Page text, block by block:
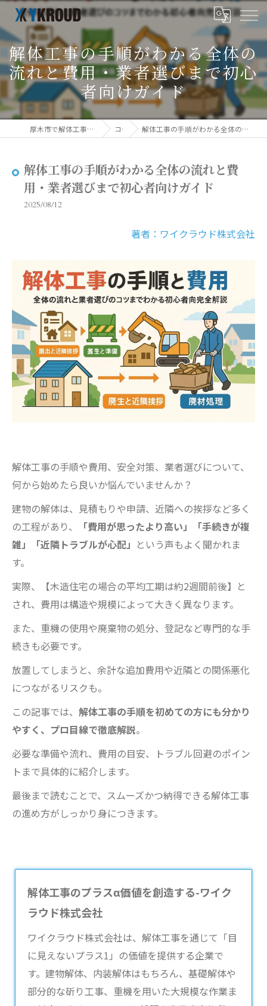
解体工事の手順がわかる全体の
流れと費用・業者選びまで初心
者向けガイド
厚木市で解体工事ならワイクラウド株式会社 コラム 解体工事の手順がわかる全体の流れと費用・業者選びまで初心者向けガイド
解体工事の手順がわかる全体の流れと費
用・業者選びまで初心者向けガイド
2025/08/12
著者：ワイクラウド株式会社
解体工事の手順や費用、安全対策、業者選びについて、
何から始めたら良いか悩んでいませんか？
建物の解体は、見積もりや申請、近隣への挨拶など多く
の工程があり、
「費用が思ったより高い」「手続きが複
雑」「近隣トラブルが心配」 という声もよく聞かれま
す。
実際、【木造住宅の場合の平均工期は約2週間前後】と
され、費用は構造や規模によって大きく異なります。
また、重機の使用や廃棄物の処分、登記など専門的な手
続きも必要です。
放置してしまうと、余計な追加費用や近隣との関係悪化
につながるリスクも。
この記事では、 解体工事の手順を初めての方にも分かり
やすく、プロ目線で徹底解説。
必要な準備や流れ、費用の目安、トラブル回避のポイン
トまで具体的に紹介します。
最後まで読むことで、スムーズかつ納得できる解体工事
の進め方がしっかり身につきます。
解体工事のプラスα価値を創造する-ワイク
ラウド株式会社
ワイクラウド株式会社は、 解体工事を通じて「目
に見えないプラス1」の価値を提供する企業で
す。建物解体、内装解体はもちろん、基礎解体や
部分的な斫り工事、重機を用いた大規模な作業ま